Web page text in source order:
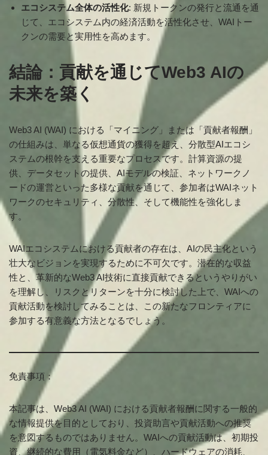
エコシステム全体の活性化: 新規トークンの発行と流通を通
じて、エコシステム内の経済活動を活性化させ、WAIトー
クンの需要と実用性を高めます。
結論：貢献を通じてWeb3 AIの
未来を築く
Web3 AI (WAI) における「マイニング」または「貢献者報酬」
の仕組みは、単なる仮想通貨の獲得を超え、分散型AIエコシ
ステムの根幹を支える重要なプロセスです。計算資源の提
供、データセットの提供、AIモデルの検証、ネットワークノ
ードの運営といった多様な貢献を通じて、参加者はWAIネット
ワークのセキュリティ、分散性、そして機能性を強化しま
す。
WAIエコシステムにおける貢献者の存在は、AIの民主化という
壮大なビジョンを実現するために不可欠です。潜在的な収益
性と、革新的なWeb3 AI技術に直接貢献できるというやりがい
を理解し、リスクとリターンを十分に検討した上で、WAIへの
貢献活動を検討してみることは、この新たなフロンティアに
参加する有意義な方法となるでしょう。
免責事項：
本記事は、Web3 AI (WAI) における貢献者報酬に関する一般的
な情報提供を目的としており、投資助言や貢献活動への推奨
を意図するものではありません。WAIへの貢献活動は、初期投
資、継続的な費用（電気料金など）、ハードウェアの消耗、